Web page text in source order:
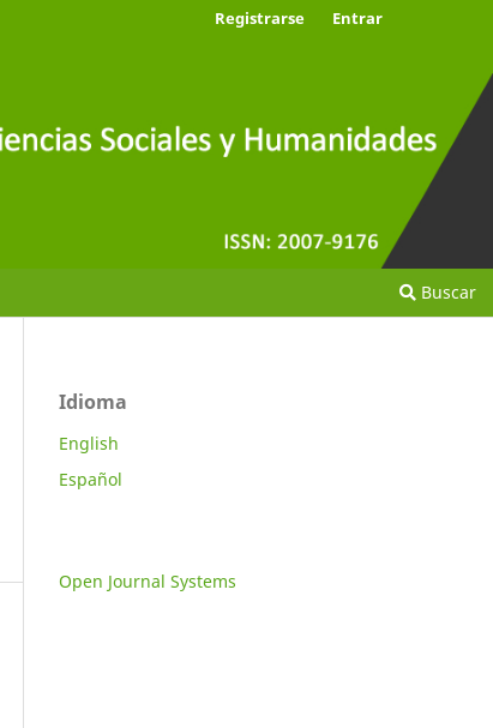
Buscar
Registrarse Entrar
Idioma
English
Español
Open Journal Systems